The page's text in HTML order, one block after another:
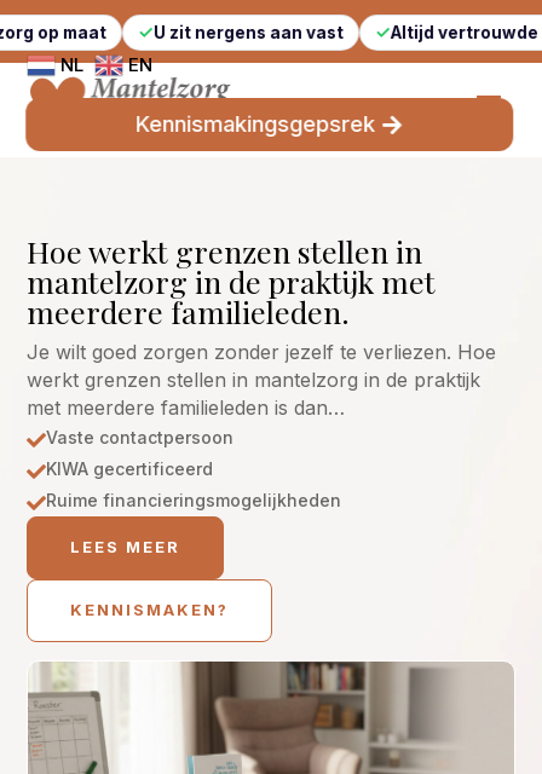
U zit nergens aan vast Altijd vertrouwde gezichten
NL EN
Kennismakingsgepsrek
Hoe werkt grenzen stellen in
mantelzorg in de praktijk met
meerdere familieleden.
Je wilt goed zorgen zonder jezelf te verliezen. Hoe
werkt grenzen stellen in mantelzorg in de praktijk
met meerdere familieleden is dan…
Vaste contactpersoon
KIWA gecertificeerd
Ruime financieringsmogelijkheden
LEES MEER
KENNISMAKEN?